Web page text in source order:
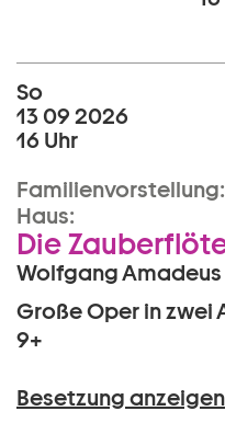
So
13 09 2026
16 Uhr
Familienvorstellung:
Haus:
Die
Wolfgang
Große Oper in zwei
9+
Besetzung anzeigen